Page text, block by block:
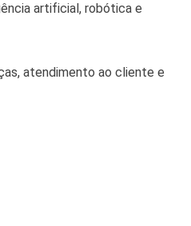
artificial, robótica e
atendimento ao cliente e